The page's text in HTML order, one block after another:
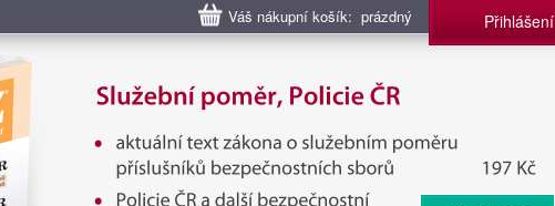
Váš nákupní košík: prázdný Přihlášení
bezpečnostních sborů, Policie ČR, Vězeňská služba, BIS, Zpravodajské
služby